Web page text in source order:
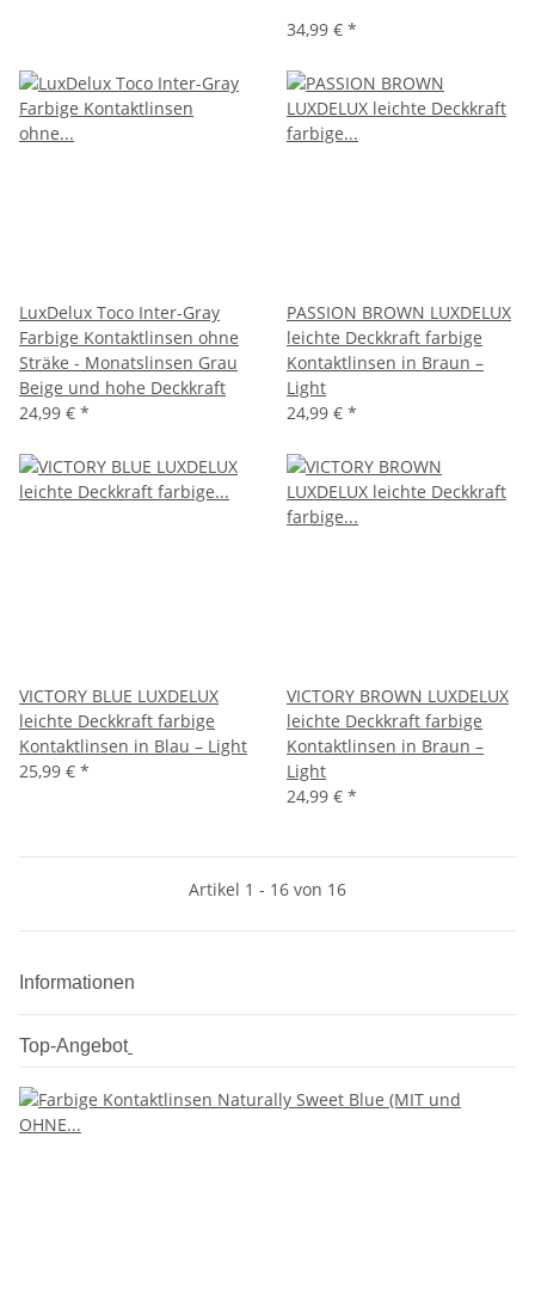
34,99 € *
LuxDelux Toco Inter-Gray
Farbige Kontaktlinsen ohne
Sträke - Monatslinsen Grau
Beige und hohe Deckkraft
24,99 € *
PASSION BROWN LUXDELUX
leichte Deckkraft farbige
Kontaktlinsen in Braun –
Light
24,99 € *
VICTORY BLUE LUXDELUX
leichte Deckkraft farbige
Kontaktlinsen in Blau – Light
25,99 € *
VICTORY BROWN LUXDELUX
leichte Deckkraft farbige
Kontaktlinsen in Braun –
Light
24,99 € *
Artikel 1 - 16 von 16
Informationen
Top-Angebot